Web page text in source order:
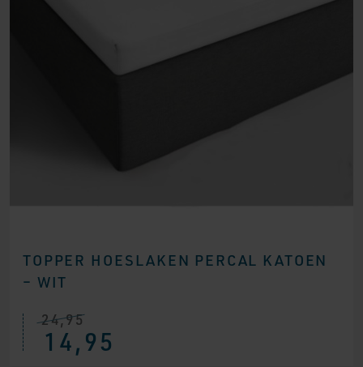
TOPPER HOESLAKEN PERCAL KATOEN
– WIT
24,95
14,95